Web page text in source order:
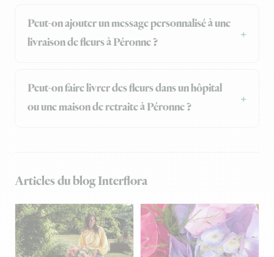
Peut-on ajouter un message personnalisé à une
livraison de fleurs à Péronne ?
Peut-on faire livrer des fleurs dans un hôpital
ou une maison de retraite à Péronne ?
Articles du blog Interflora